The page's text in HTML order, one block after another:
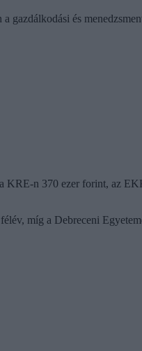
és
KRE-n 370 ezer forint, az
míg a Debreceni